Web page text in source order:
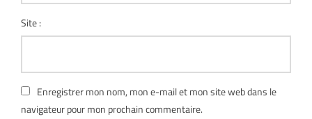
Site :
Enregistrer mon nom, mon e-mail et mon site web dans le
navigateur pour mon prochain commentaire.